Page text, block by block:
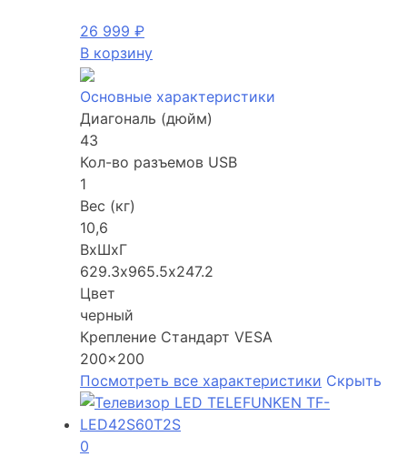
26 999 ₽
В корзину
Основные характеристики
Диагональ (дюйм)
43
Кол-во разъемов USB
1
Вес (кг)
10,6
ВхШхГ
629.3х965.5х247.2
Цвет
черный
Крепление Стандарт VESA
200×200
Посмотреть все характеристики Скрыть
0